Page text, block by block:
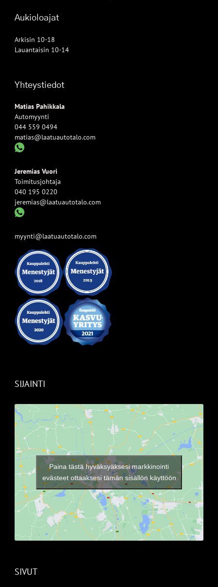
Aukioloajat
Arkisin 10-18
Lauantaisin 10-14
Yhteystiedot
Matias Pahikkala
Automyynti
044 559 0494
matias@laatuautotalo.com
Jeremias Vuori
Toimitusjohtaja
040 195 0220
jeremias@laatuautotalo.com
myynti@laatuautotalo.com
SIJAINTI
Paina tästä hyväksyäksesi markkinointi
evästeet ottaaksesi tämän sisällön käyttöön
SIVUT